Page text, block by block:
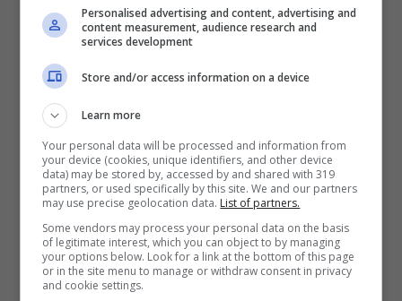
Quindi, la divisione hardware si occuperà
degli smartphone
realizzati in partnership con OEM,
Chromecast, consumer hardware, come
ChromebookePixel C,ATAPeGlass.
Analizzando più in dettaglio, scopriamo che i
progetti ATAP, come lo smartphone modulare
Project Ara, e i Google Glass sono dei
Personalised advertising and content, advertising and
content measurement, audience research and
services development
Store and/or access information on a device
Learn more
Your personal data will be processed and information from
your device (cookies, unique identifiers, and other device
data) may be stored by, accessed by and shared with 319
partners, or used specifically by this site. We and our partners
may use precise geolocation data. List of partners.
Some vendors may process your personal data on the basis
of legitimate interest, which you can object to by managing
your options below. Look for a link at the bottom of this page
or in the site menu to manage or withdraw consent in privacy
and cookie settings.